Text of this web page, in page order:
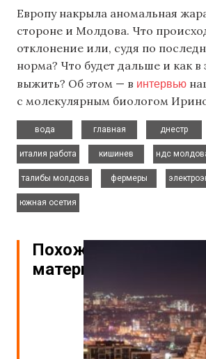
Европу накрыла аномальная
стороне и Молдова. Что
отклонение или, судя по
норма? Что будет дальше и как в
выжить? Об этом — в интервью
с молекулярным биологом
вода
главная
днестр
италия работа
кишинев
ндс
талибы молдова
фермеры
южная осетия
Похожие
материалы